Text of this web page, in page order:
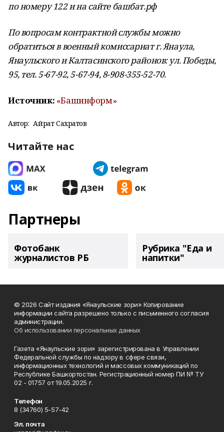
по номеру 122 и на сайте башбат.рф
По вопросам контрактной службы можно
обратиться в военный комиссариат г. Янаула,
Янаульского и Калтасинского районов: ул. Победы,
95, тел. 5-67-92, 5-67-94, 8-908-355-52-70.
Источник: «Башинформ»
Автор: Айрат Сахратов
Читайте нас
Партнеры
Фотобанк
журналистов РБ
Рубрика "Еда и
напитки"
© 2026 Сайт издания «Янаульские зори» Копирование
информации сайта разрешено только с письменного согласия
администрации.
Об использовании персональных данных
Газета «Янаульские зори» зарегистрирована в Управлении
Федеральной службы по надзору в сфере связи,
информационных технологий и массовых коммуникаций по
Республике Башкортостан. Регистрационный номер ПИ № ТУ
02 - 01757 от 19.05.2025 г.
Телефон
8 (34760) 5-57-42
Эл. почта